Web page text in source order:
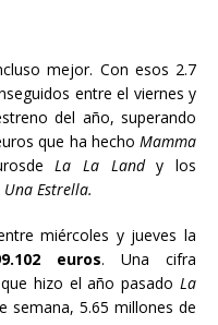
mejor. Con esos 2.7
entre el viernes y
del año, superando
que ha hecho Mamma
La La Landy los
Estrella.
miércoles y jueves la
euros. Una cifra
hizo el año pasado La
semana, 5.65 millones de